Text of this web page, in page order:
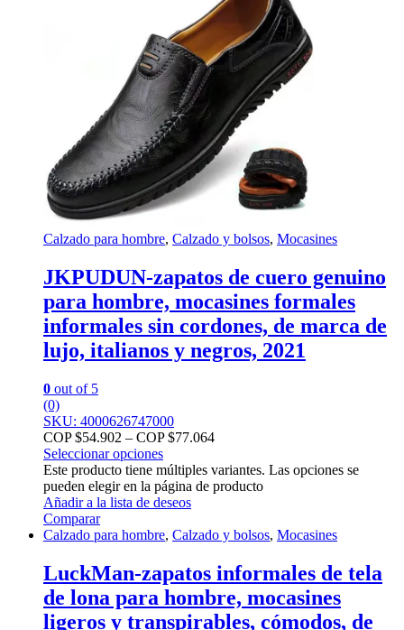
Calzado para hombre, Calzado y bolsos, Mocasines
JKPUDUN-zapatos de cuero genuino
para hombre, mocasines formales
informales sin cordones, de marca de
lujo, italianos y negros, 2021
0 out of 5
(0)
SKU: 4000626747000
COP $54.902 – COP $77.064
Seleccionar opciones
Este producto tiene múltiples variantes. Las opciones se
pueden elegir en la página de producto
Añadir a la lista de deseos
Comparar
Calzado para hombre, Calzado y bolsos, Mocasines
LuckMan-zapatos informales de tela
de lona para hombre, mocasines
ligeros y transpirables, cómodos, de